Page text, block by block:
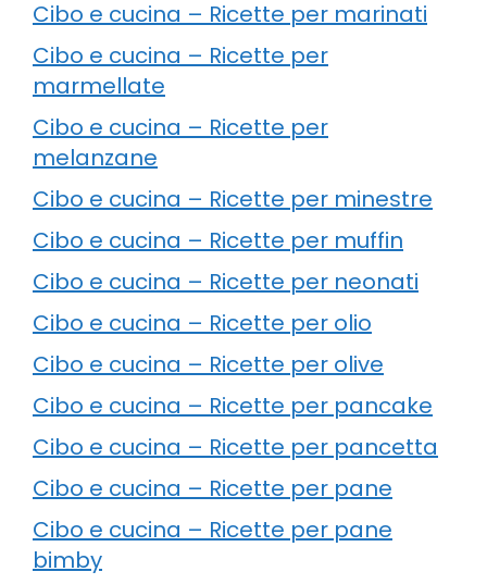
Cibo e cucina – Ricette per marinati
Cibo e cucina – Ricette per
marmellate
Cibo e cucina – Ricette per
melanzane
Cibo e cucina – Ricette per minestre
Cibo e cucina – Ricette per muffin
Cibo e cucina – Ricette per neonati
Cibo e cucina – Ricette per olio
Cibo e cucina – Ricette per olive
Cibo e cucina – Ricette per pancake
Cibo e cucina – Ricette per pancetta
Cibo e cucina – Ricette per pane
Cibo e cucina – Ricette per pane
bimby